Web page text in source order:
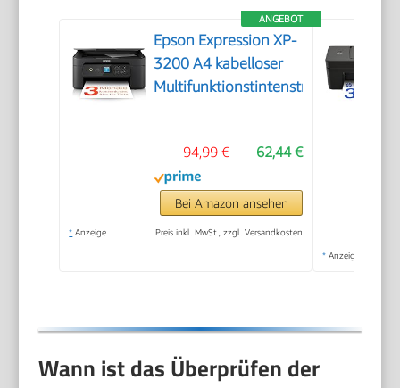
ANGEBOT
Epson Expression XP-
3200 A4 kabelloser
Multifunktionstintenstrahldrucker
62,44 €
94,99 €
Bei Amazon ansehen
* Anzeige Preis inkl. MwSt., zzgl. Versandkosten
* Anzeige
Wann ist das Überprüfen der